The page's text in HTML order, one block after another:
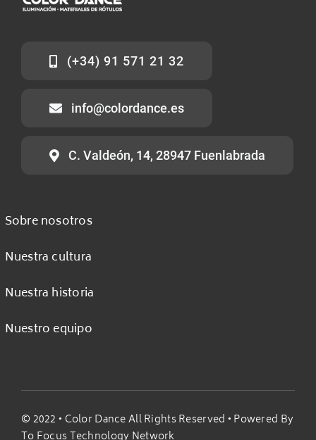
(+34) 91 571 21 32
info@colordance.es
C. Valdeón, 14, 28947 Fuenlabrada
Sobre nosotros
Nuestra cultura
Nuestra historia
Nuestro equipo
© 2022 • Color Dance All Rights Reserved • Powered By